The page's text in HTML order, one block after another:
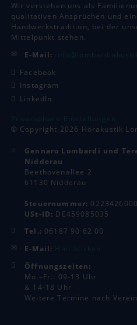
Wir verstehen uns als
qualitativen Ansprüchen und
Handwerkstradition, bei der
Mittelpunkt stehen.
E-Mail:
Facebook
Instagram
LinkedIn
© Copyright 2026 Hörakustik
Gennaro Lombardi und
Nidderau
Beethovenallee 2
61130 Nidderau
Steuernummer:
USt-ID: DE459085035
Tel.: 06187 90 62 00
E-Mail:
Öffnungszeiten:
Mo.–Fr.: 09-13 Uhr
& 14-18 Uhr
Weitere Termine nach